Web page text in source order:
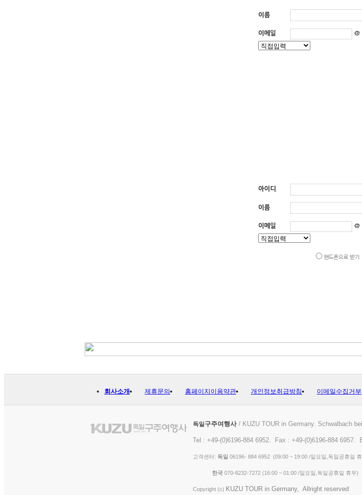
이름
이메일 @
아이디
이름
이메일 @
핸드폰으로 받기
회사소개 제휴문의 홈페이지이용약관 개인정보취급방침 이메일수집거부
독일구주여행사/ KUZU TOUR in Germany. Schwalbach
Tel : +49-(0)6196-884 6952. Fax : +49-(0)6196-884 6957.
고객센터: 독일 06196- 884 6952 (09:00 ~ 19:00 /일요일,독일공휴일
한국 070-8232-7272 ( 16:00 ~ 01:00 /일요일,독일공휴일 휴무)
Copyright (c) KUZU TOUR in Germany, Allright reserved